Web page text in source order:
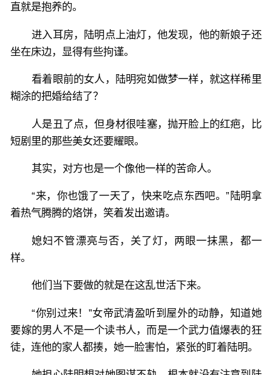
直就是抱养的。
进入耳房，陆明点上油灯，他发现，他的新娘子还
坐在床边，显得有些拘谨。
看着眼前的女人，陆明宛如做梦一样，就这样稀里
糊涂的把婚给结了？
人是丑了点，但身材很哇塞，抛开脸上的红疤，比
短剧里的那些美女还要耀眼。
其实，对方也是一个像他一样的苦命人。
“来，你也饿了一天了，快来吃点东西吧。”陆明拿
着热气腾腾的烙饼，笑着发出邀请。
媳妇不管漂亮与否，关了灯，两眼一抹黑，都一
样。
他们当下要做的就是在这乱世活下来。
“你别过来！”女帝武清盈听到屋外的动静，知道她
要嫁的男人不是一个读书人，而是一个武力值爆表的狂
徒，连他的家人都揍，她一脸害怕，紧张的盯着陆明。